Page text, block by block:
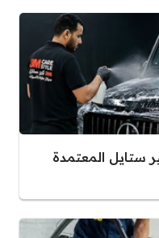
ستايل المعتمدة